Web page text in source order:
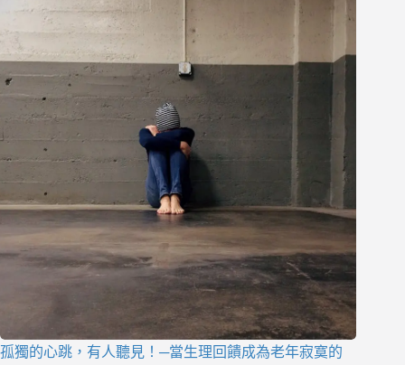
孤獨的心跳，有人聽見！─當生理回饋成為老年寂寞的